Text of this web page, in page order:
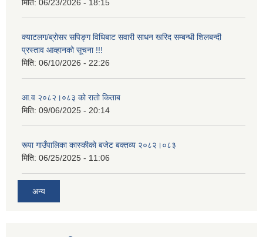
मिति: 06/23/2026 - 18:15
क्याटलग/ब्रोसर सपिङ्ग विधिबाट सवारी साधन खरिद सम्बन्धी शिलबन्दी
प्रस्ताव आव्हानको सूचना !!!
मिति: 06/10/2026 - 22:26
आ.व २०८२।०८३ को रातो किताब
मिति: 09/06/2025 - 20:14
रूपा गाउँपालिका कास्कीको बजेट बक्तव्य २०८२।०८३
मिति: 06/25/2025 - 11:06
अन्य